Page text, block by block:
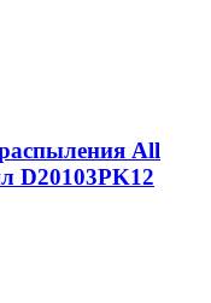
All
D20103PK12